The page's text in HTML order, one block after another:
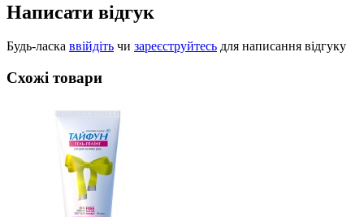
Написати відгук
Будь-ласка ввійдіть чи зареєструйтесь для написання відгуку
Схожі товари